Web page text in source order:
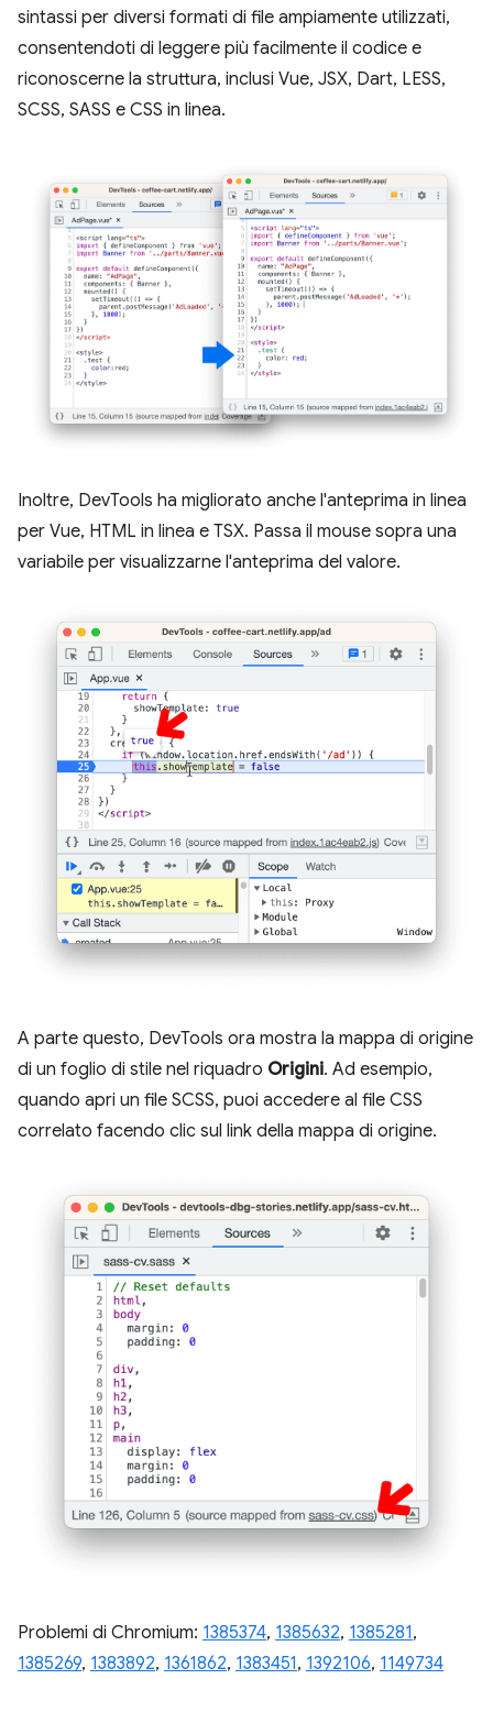
sintassi per diversi formati di file ampiamente utilizzati,
consentendoti di leggere più facilmente il codice e
riconoscerne la struttura, inclusi Vue, JSX, Dart, LESS,
SCSS, SASS e CSS in linea.
Inoltre, DevTools ha migliorato anche l'anteprima in linea
per Vue, HTML in linea e TSX. Passa il mouse sopra una
variabile per visualizzarne l'anteprima del valore.
A parte questo, DevTools ora mostra la mappa di origine
di un foglio di stile nel riquadro Origini. Ad esempio,
quando apri un file SCSS, puoi accedere al file CSS
correlato facendo clic sul link della mappa di origine.
Problemi di Chromium: 1385374, 1385632, 1385281,
1385269, 1383892, 1361862, 1383451, 1392106, 1149734